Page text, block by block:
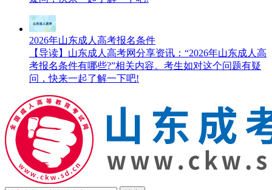
2026年山东成人高考报名条件
【导读】山东成人高考网分享资讯：“2026年山东成人高
考报名条件有哪些?”相关内容。考生如对这个问题有疑
问，快来一起了解一下吧!